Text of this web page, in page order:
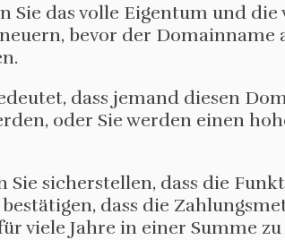
das volle Eigentum und die
bevor der Domainname
dass jemand diesen
oder Sie werden einen
Sie sicherstellen, dass die
dass die
viele Jahre in einer Summe